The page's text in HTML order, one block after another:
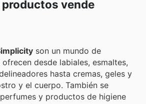
productos vende
son un mundo de
desde labiales, esmaltes,
hasta cremas, geles y
y el cuerpo. También se
y productos de higiene